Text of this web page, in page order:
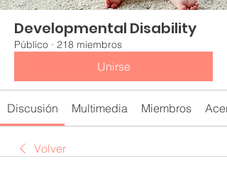
Developmental Disability
Público · 218 miembros
Unirse
Discusión Multimedia Miembros
Volver